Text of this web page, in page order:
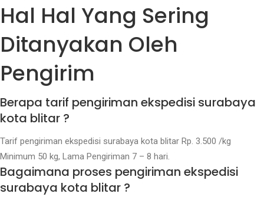
Hal Hal Yang Sering
Ditanyakan Oleh
Pengirim
Berapa tarif pengiriman ekspedisi surabaya
kota blitar ?
Tarif pengiriman ekspedisi surabaya kota blitar Rp. 3.500 /kg
Minimum 50 kg, Lama Pengiriman 7 – 8 hari.
Bagaimana proses pengiriman ekspedisi
surabaya kota blitar ?